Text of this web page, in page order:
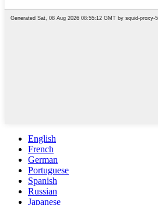
English
French
German
Portuguese
Spanish
Russian
Japanese